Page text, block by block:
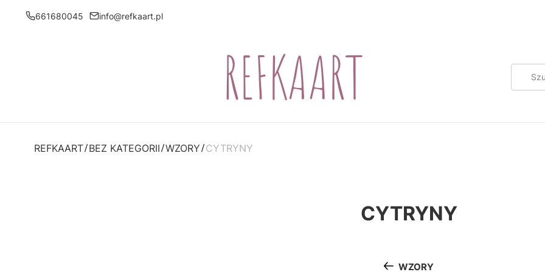
661680045 info@refkaart.pl
REFKAART BEZ KATEGORII WZORY CYTRYNY
CYTRYNY
WZORY